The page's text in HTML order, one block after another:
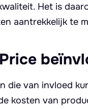
Het is
aantrekkelijk te
die van invloed
kosten van